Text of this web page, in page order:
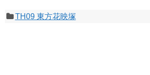
TH09 東方花映塚